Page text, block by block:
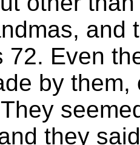
and
72. Even
by them,
they